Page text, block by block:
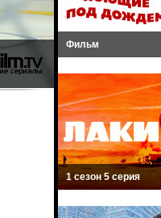
Фильм
1 сезон 5 серия